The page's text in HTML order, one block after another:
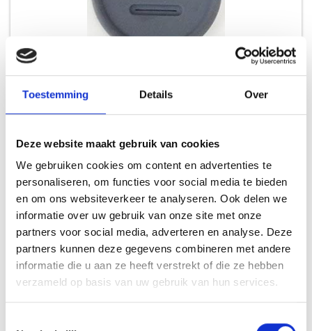
Toestemming Details Over
Deze website maakt gebruik van cookies
We gebruiken cookies om content en advertenties te
personaliseren, om functies voor social media te bieden
en om ons websiteverkeer te analyseren. Ook delen we
informatie over uw gebruik van onze site met onze
partners voor social media, adverteren en analyse. Deze
partners kunnen deze gegevens combineren met andere
informatie die u aan ze heeft verstrekt of die ze hebben
verzameld op basis van uw gebruik van hun services.
WEBER 85037 GROMMET, GRAY, SMC
RESERVE SMOKEY MOUNTAIN
INSPIRATIE